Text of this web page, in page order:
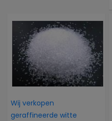
Wij verkopen
geraffineerde witte